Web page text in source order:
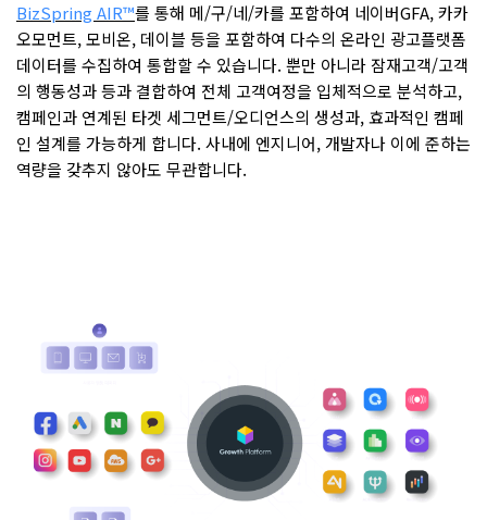
BizSpring AIR™를 통해 메/구/네/카를 포함하여 네이버GFA, 카카
오모먼트, 모비온, 데이블 등을 포함하여 다수의 온라인 광고플랫폼
데이터를 수집하여 통합할 수 있습니다. 뿐만 아니라 잠재고객/고객
의 행동성과 등과 결합하여 전체 고객여정을 입체적으로 분석하고,
캠페인과 연계된 타겟 세그먼트/오디언스의 생성과, 효과적인 캠페
인 설계를 가능하게 합니다. 사내에 엔지니어, 개발자나 이에 준하는
역량을 갖추지 않아도 무관합니다.